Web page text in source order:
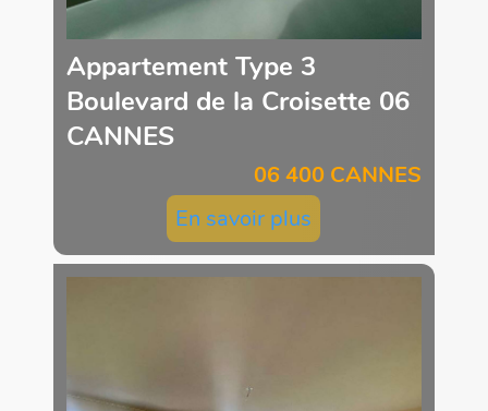
Appartement Type 3
Boulevard de la Croisette 06
CANNES
06 400 CANNES
En savoir plus